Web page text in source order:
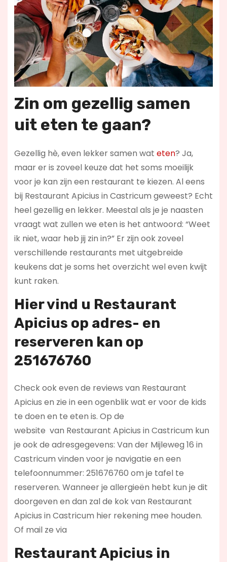
Zin om gezellig samen
uit eten te gaan?
Gezellig hè, even lekker samen wat eten? Ja,
maar er is zoveel keuze dat het soms moeilijk
voor je kan zijn een restaurant te kiezen. Al eens
bij Restaurant Apicius in Castricum geweest? Echt
heel gezellig en lekker. Meestal als je je naasten
vraagt wat zullen we eten is het antwoord: “Weet
ik niet, waar heb jij zin in?” Er zijn ook zoveel
verschillende restaurants met uitgebreide
keukens dat je soms het overzicht wel even kwijt
kunt raken.
Hier vind u Restaurant
Apicius op adres- en
reserveren kan op
251676760
Check ook even de reviews van Restaurant
Apicius en zie in een ogenblik wat er voor de kids
te doen en te eten is. Op de
website van Restaurant Apicius in Castricum kun
je ook de adresgegevens: Van der Mijleweg 16 in
Castricum vinden voor je navigatie en een
telefoonnummer: 251676760 om je tafel te
reserveren. Wanneer je allergieën hebt kun je dit
doorgeven en dan zal de kok van Restaurant
Apicius in Castricum hier rekening mee houden.
Of mail ze via
Restaurant Apicius in